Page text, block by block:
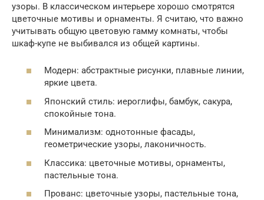
узоры. В классическом интерьере хорошо смотрятся
цветочные мотивы и орнаменты. Я считаю, что важно
учитывать общую цветовую гамму комнаты, чтобы
шкаф-купе не выбивался из общей картины.
Модерн: абстрактные рисунки, плавные линии,
яркие цвета.
Японский стиль: иероглифы, бамбук, сакура,
спокойные тона.
Минимализм: однотонные фасады,
геометрические узоры, лаконичность.
Классика: цветочные мотивы, орнаменты,
пастельные тона.
Прованс: цветочные узоры, пастельные тона,